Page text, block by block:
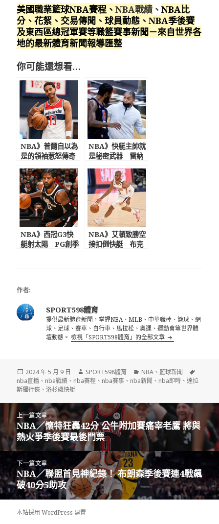
美國職業籃球NBA賽程 、NBA戰績 、NBA比
分、花絮、交易傳聞、球員動態、NBA季後賽
及東西區總冠軍賽等職籃賽事新聞－來自世界各
地的最新體育新聞報導匯整
你可能還想看…
NBA》普爾自以為
是的領袖惹怒傳奇
根本不配！
NBA》快艇主帥就
是秘密武器 雷納
鎮半場給建議
NBA》西冠G3快
艇射太陽 PG創季
NBA》艾頓致勝空
接扣倒快艇 布克
作者:
SPORT598體育
提供最新體育新聞，掌握NBA、MLB、中華職棒、籃球、網
球、足球、賽車、自行車、馬拉松、奧運、運動會等世界體
壇動態。檢視「SPORT598體育」的全部文章
發
佈
日
2024 年 5 月 9 日
作
者
SPORT598體育
分
類
NBA 、籃球新聞
籤
nba直播 、 nba戰績 、 nba賽程 、 nba賽事 、 nba新聞 、 nba即時 、達拉
斯獨行俠 、洛杉磯快艇
導
覽
上一篇文章
上
一
篇
文
章:
NBA／懷特狂轟42分 公牛附加賽痛宰老鷹 將與
熱火爭季後賽最後門票
下一篇文章
下
一
篇
文
NBA／聯盟首見神紀錄！ 布朗森季後賽連4戰飆
破40分5助攻
本站採用 WordPress 建置